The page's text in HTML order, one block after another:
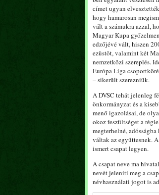
címet ugyan
hogy hamarosan
vált a számukra azzal,
Magyar Kupa
edzőjévé vált, hiszen
ezüstöt, valamint két
nemzetközi szereplés.
Európa Liga
– sikerült szerezniük.
A DVSC tehát jelenleg
önkormányzat és a
menő igazolásai, de
okoz feszültséget a
megterhelné,
váltak az együttesnek.
ismert csapat legyen.
A csapat neve ma
nevét jeleníti meg a
névhasználati jogot is